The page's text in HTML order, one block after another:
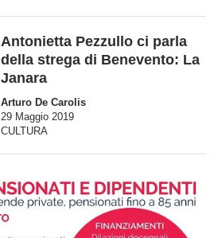
Antonietta Pezzullo ci parla
della strega di Benevento: La
Janara
Arturo De Carolis
29 Maggio 2019
CULTURA